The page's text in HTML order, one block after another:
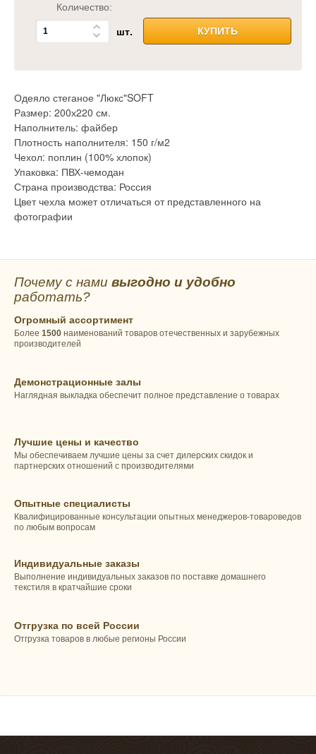
Количество:
шт. КУПИТЬ
Одеяло стеганое "Люкс"SOFT
Размер: 200х220 см.
Наполнитель: файбер
Плотность наполнителя: 150 г/м2
Чехол: поплин (100% хлопок)
Упаковка: ПВХ-чемодан
Страна производства: Россия
Цвет чехла может отличаться от представленного на
фотографии
Почему с нами выгодно и удобно
работать?
Огромный ассортимент
Более 1500 наименований товаров отечественных и зарубежных
производителей
Демонстрационные залы
Наглядная выкладка обеспечит полное представление о товарах
Лучшие цены и качество
Мы обеспечиваем лучшие цены за счет дилерских скидок и
партнерских отношений с производителями
Опытные специалисты
Квалифицированные консультации опытных менеджеров-товароведов
по любым вопросам
Индивидуальные заказы
Выполнение индивидуальных заказов по поставке домашнего
текстиля в кратчайшие сроки
Отгрузка по всей России
Отгрузка товаров в любые регионы России